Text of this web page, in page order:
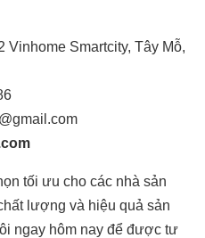
Vinhome Smartcity, Tây Mỗ,
tối ưu cho các nhà sản
lượng và hiệu quả sản
ngay hôm nay để được tư